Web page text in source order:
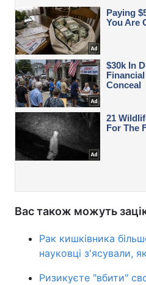
Вас також можуть
Рак кишківника
науковці з'ясували,
Ризикуєте "вбити"